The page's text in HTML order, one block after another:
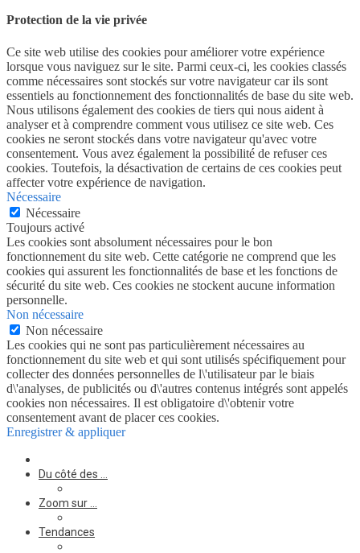
Protection de la vie privée
Ce site web utilise des cookies pour améliorer votre expérience
lorsque vous naviguez sur le site. Parmi ceux-ci, les cookies classés
comme nécessaires sont stockés sur votre navigateur car ils sont
essentiels au fonctionnement des fonctionnalités de base du site web.
Nous utilisons également des cookies de tiers qui nous aident à
analyser et à comprendre comment vous utilisez ce site web. Ces
cookies ne seront stockés dans votre navigateur qu'avec votre
consentement. Vous avez également la possibilité de refuser ces
cookies. Toutefois, la désactivation de certains de ces cookies peut
affecter votre expérience de navigation.
Nécessaire
Nécessaire
Toujours activé
Les cookies sont absolument nécessaires pour le bon
fonctionnement du site web. Cette catégorie ne comprend que les
cookies qui assurent les fonctionnalités de base et les fonctions de
sécurité du site web. Ces cookies ne stockent aucune information
personnelle.
Non nécessaire
Non nécessaire
Les cookies qui ne sont pas particulièrement nécessaires au
fonctionnement du site web et qui sont utilisés spécifiquement pour
collecter des données personnelles de l\'utilisateur par le biais
d\'analyses, de publicités ou d\'autres contenus intégrés sont appelés
cookies non nécessaires. Il est obligatoire d\'obtenir votre
consentement avant de placer ces cookies.
Enregistrer & appliquer
Du côté des …
Zoom sur …
Tendances